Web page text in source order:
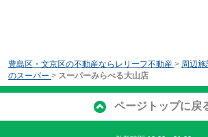
豊島区・文京区の不動産ならレリーフ不動産 > 周辺施
のスーパー > スーパーみらべる大山店
ページトップに戻